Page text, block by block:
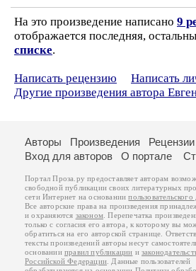
На это произведение написано 9
отображается последняя,
списке.
Написать рецензию
Написать
Другие произведения автора
Авторы Произведения Рецензии
Вход для авторов
О портале
Портал Проза.ру предоставляет авторам
свободной публикации своих литературных
сети Интернет на основаниипользовательского
Все авторские права на произведения
и охраняются законом . Перепечатка
только с согласия его автора, к которому вы
обратиться на его авторской странице.
тексты произведений авторы несут
основанииправил публикации и
Российской Федерации . Данные пользователей